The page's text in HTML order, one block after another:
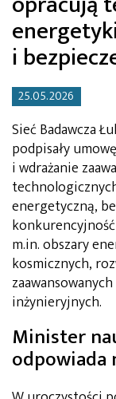
i
25.05.2026
Sieć Badawcza
podpisały
i wdrażanie
energetyczną,
m.in. obszary
kosmicznych,
inżynieryjnych.
Minister
odpowiada